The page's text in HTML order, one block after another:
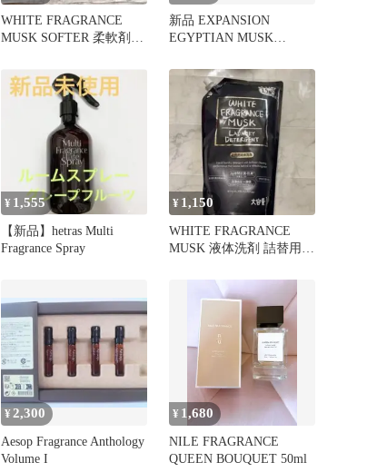
WHITE FRAGRANCE
MUSK SOFTER 柔軟剤
新品 EXPANSION
EGYPTIAN MUSK
¥ 1,555
【新品】hetras Multi
Fragrance Spray
¥ 1,150
WHITE FRAGRANCE
MUSK 液体洗剤 詰替用
¥ 2,300
Aesop Fragrance Anthology
Volume I
¥ 1,680
NILE FRAGRANCE
QUEEN BOUQUET 50ml